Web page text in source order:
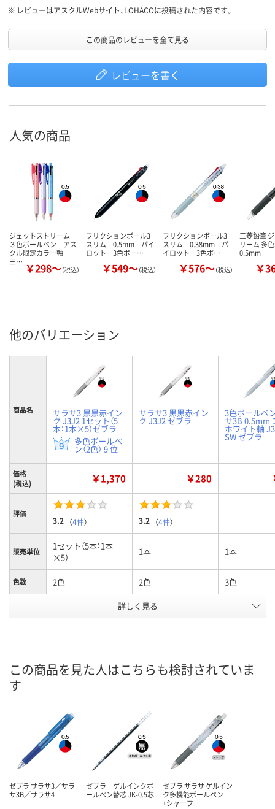
※ レビューはアスクルWebサイト、LOHACOに投稿された内容です。
この商品のレビューを全て見る
レビューを書く
人気の商品
ジェットストリーム
３色ボールペン アス
クル限定カラー軸
三… ￥298～（税込）
フリクションボール3
スリム 0.5mm パイ
ロット 3色ボー…
￥549～（税込）
フリクションボール3
スリム 0.38mm パ
イロット 3色ボ…
￥576～（税込）
三菱鉛筆
リーム 多
0.5mm
￥
他のバリエーション
商品名 サラサ3 黒黒赤イン
ク J3J2 1セット（5
本：1本×5）ゼブラ
多色ボールペ
ン（2色） 9 位
サラサ3 黒黒赤イン
ク J3J2 ゼブラ
3色ボールペ
サ3B 0.5mm
ホワイト軸
SW ゼブラ
価格
(税込)
￥1,370 ￥280
評価
3.2 （4件） 3.2 （4件）
販売単位
1セット（5本：1本
×5）
1本 1本
色数 2色 2色 3色
白 スノーホワ
号
お届け日
数量
カゴへ
数量
カゴへ
数量
詳しく見る
この商品を見た人はこちらも検討されていま
す
ゼブラ サラサ3／サラ
サ3B／サラサ4
ゼブラ ゲルインクボ
ールペン替芯 JK-0.5芯
ゼブラ サラサ ゲルイン
ク多機能ボールペン
+シャープ